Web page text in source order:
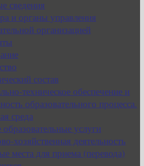
сведения
и органы управления
организацией
состав
техническое обеспечение и
образовательного процесса.
среда
услуги
хозяйственная деятельность
места для приема (перевода)